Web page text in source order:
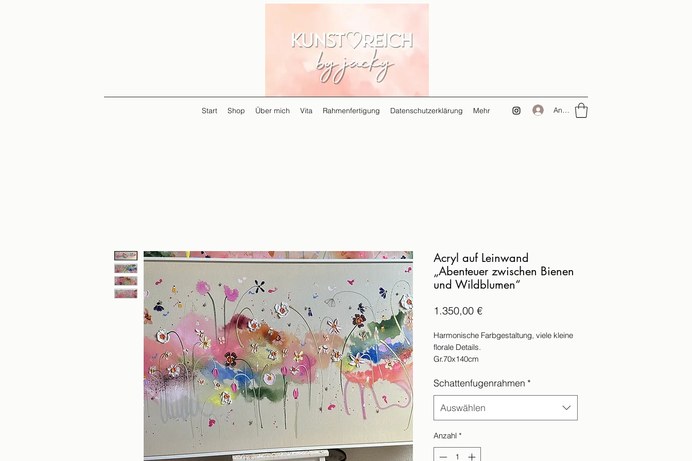
Start Shop Über mich Vita Rahmenfertigung Datenschutzerklärung Mehr Anmelden
Acryl auf Leinwand
„Abenteuer zwischen Bienen
und Wildblumen“
1.350,00 €Preis
Harmonische Farbgestaltung, viele kleine
florale Details.
Gr.70x140cm
Der Versand erfolgt innerhalb von 14
Werktagen nach Zahlungseingang.
Bei Auswahl eines Eicherahmens beträgt
die Lieferzeit 3–4 Wochen.
Schattenfugenrahmen *
Auswählen
Anzahl *